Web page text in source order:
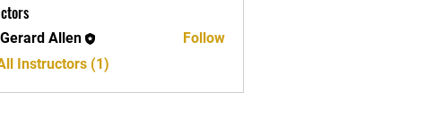
Allen
Gerard Allen
Follow
Instructors (1)